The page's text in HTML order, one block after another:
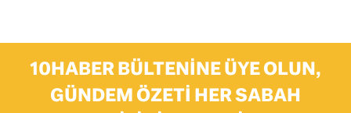
10HABER BÜLTENINE ÜYE OLUN,
GÜNDEM ÖZETI HER SABAH